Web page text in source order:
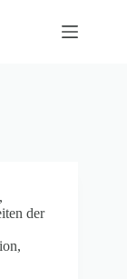
,
der
,